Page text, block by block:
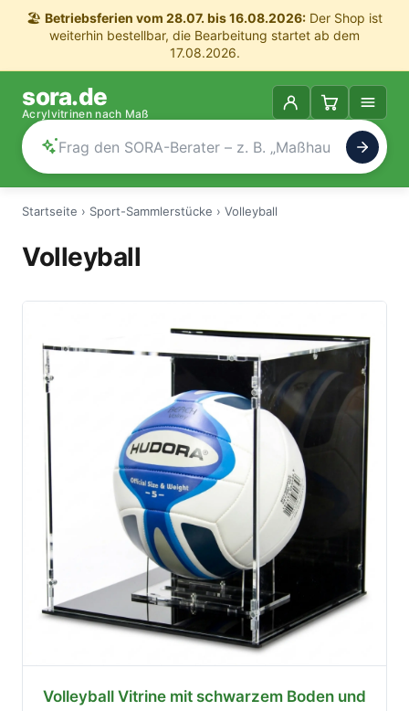
🏖️ Betriebsferien vom 28.07. bis 16.08.2026: Der Shop ist
weiterhin bestellbar, die Bearbeitung startet ab dem
17.08.2026.
sora.de
Acrylvitrinen nach Maß
Startseite › Sport-Sammlerstücke › Volleyball
Volleyball
Volleyball Vitrine mit schwarzem Boden und